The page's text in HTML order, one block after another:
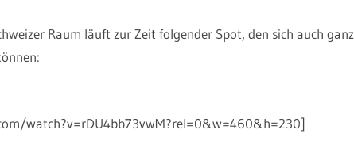
Raum läuft zur Zeit folgender Spot, den sich auch ganz
watch?v=rDU4bb73vwM?rel=0&w=460&h=230]